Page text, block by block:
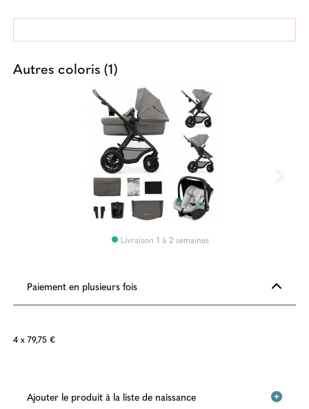
Autres coloris (1)
Livraison 1 à 2 semaines
Paiement en plusieurs fois
4 x 79,75 €
Ajouter le produit à la liste de naissance